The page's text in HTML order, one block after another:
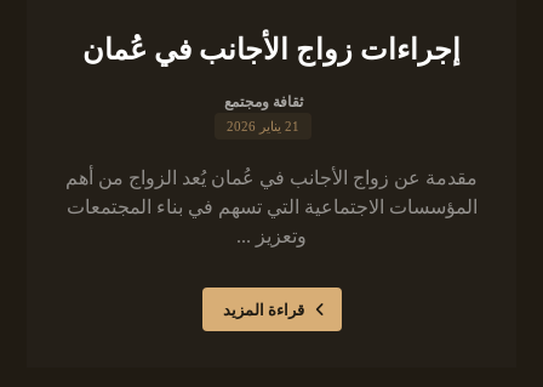
إجراءات زواج الأجانب في عُمان
ثقافة ومجتمع
21 يناير 2026
مقدمة عن زواج الأجانب في عُمان يُعد الزواج من أهم
المؤسسات الاجتماعية التي تسهم في بناء المجتمعات
وتعزيز ...
قراءة المزيد